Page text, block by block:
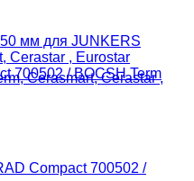
мм для JUNKERS
Cerastar , Eurostar
700502 / BOCSH Term